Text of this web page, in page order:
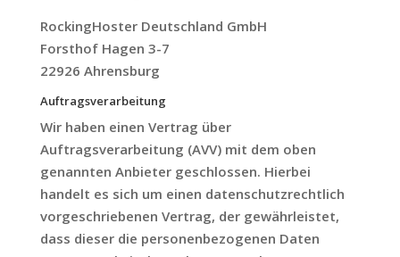
RockingHoster Deutschland GmbH
Forsthof Hagen 3-7
22926 Ahrensburg
Auftragsverarbeitung
Wir haben einen Vertrag über
Auftragsverarbeitung (AVV) mit dem oben
genannten Anbieter geschlossen. Hierbei
handelt es sich um einen datenschutzrechtlich
vorgeschriebenen Vertrag, der gewährleistet,
dass dieser die personenbezogenen Daten